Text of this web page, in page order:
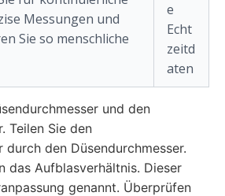
Messungen und
Sie so menschliche
e
Echt
zeitd
aten
und den
Teilen Sie den
durch den Düsendurchmesser.
das Aufblasverhältnis. Dieser
genannt. Überprüfen